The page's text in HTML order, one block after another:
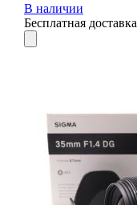
В наличии
Бесплатная доставка